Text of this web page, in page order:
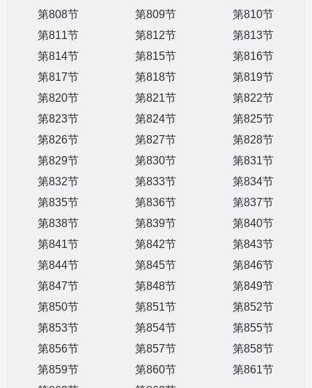
第808节
第809节
第810节
第811节
第812节
第813节
第814节
第815节
第816节
第817节
第818节
第819节
第820节
第821节
第822节
第823节
第824节
第825节
第826节
第827节
第828节
第829节
第830节
第831节
第832节
第833节
第834节
第835节
第836节
第837节
第838节
第839节
第840节
第841节
第842节
第843节
第844节
第845节
第846节
第847节
第848节
第849节
第850节
第851节
第852节
第853节
第854节
第855节
第856节
第857节
第858节
第859节
第860节
第861节